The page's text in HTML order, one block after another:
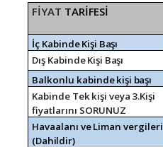
FİYAT TARİFESİ
İç KabindeKişi Başı
Dış KabindeKişi Başı
Balkonlu kabindekişi başı
Kabinde Tekkişi veya 3.Kişi
fiyatlarını SORUNUZ
Havaalanı veLiman vergileri
(Dahildir)